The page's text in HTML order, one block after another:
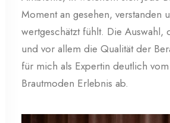
Moment an gesehen, verstanden
wertgeschätzt fühlt. Die Auswahl,
und vor allem die Qualität der
für mich als Expertin deutlich vom
Brautmoden Erlebnis ab.